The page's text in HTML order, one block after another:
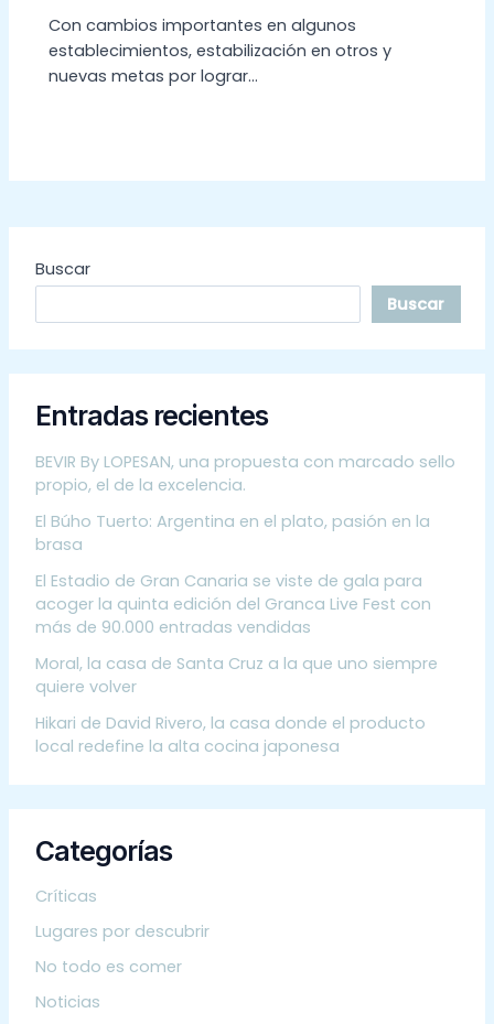
Con cambios importantes en algunos
establecimientos, estabilización en otros y
nuevas metas por lograr…
Buscar
Buscar
Entradas recientes
BEVIR By LOPESAN, una propuesta con marcado sello
propio, el de la excelencia.
El Búho Tuerto: Argentina en el plato, pasión en la
brasa
El Estadio de Gran Canaria se viste de gala para
acoger la quinta edición del Granca Live Fest con
más de 90.000 entradas vendidas
Moral, la casa de Santa Cruz a la que uno siempre
quiere volver
Hikari de David Rivero, la casa donde el producto
local redefine la alta cocina japonesa
Categorías
Críticas
Lugares por descubrir
No todo es comer
Noticias